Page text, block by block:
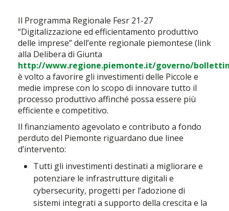
Il Programma Regionale Fesr 21-27
“Digitalizzazione ed efficientamento produttivo
delle imprese” dell’ente regionale piemontese (link
alla Delibera di Giunta
http://www.regione.piemonte.it/governo/
è volto a favorire gli investimenti delle Piccole e
medie imprese con lo scopo di innovare tutto il
processo produttivo affinché possa essere più
efficiente e competitivo.
Il finanziamento agevolato e contributo a fondo
perduto del Piemonte riguardano due linee
d’intervento:
Tutti gli investimenti destinati a migliorare e
potenziare le infrastrutture digitali e
cybersecurity, progetti per l’adozione di
sistemi integrati a supporto della crescita e la